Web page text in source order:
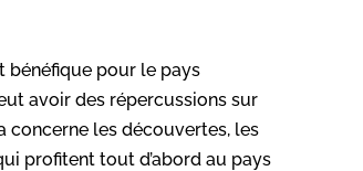
bénéfique pour le pays
avoir des répercussions sur
concerne les découvertes, les
profitent tout d’abord au pays